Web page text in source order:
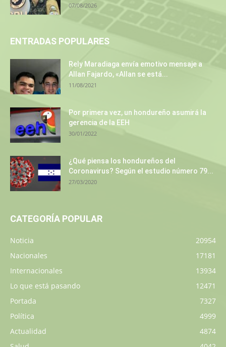
07/08/2026
ENTRADAS POPULARES
Rely Maradiaga envía emotivo mensaje a
Allan Fajardo, «Allan se está...
11/08/2021
Por primera vez, un hondureño asumirá la
gerencia de la EEH
30/01/2022
¿Qué piensa los hondureños del
Coronavirus? Según el estudio número 79...
27/03/2020
CATEGORÍA POPULAR
Noticia
20954
Nacionales
17181
Internacionales
13934
Lo que está pasando
12471
Portada
7327
Política
4999
Actualidad
4874